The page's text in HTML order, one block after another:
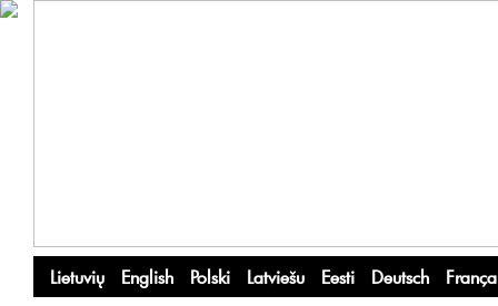
Lietuvių English Polski Latviešu Eesti Deutsch